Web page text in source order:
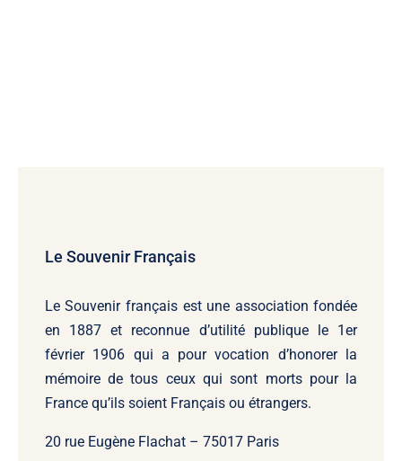
Le Souvenir Français
Le Souvenir français est une association fondée
en 1887 et reconnue d’utilité publique le 1er
février 1906 qui a pour vocation d’honorer la
mémoire de tous ceux qui sont morts pour la
France qu’ils soient Français ou étrangers.
20 rue Eugène Flachat – 75017 Paris